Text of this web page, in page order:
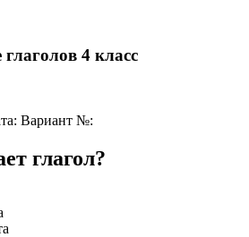
4 класс
Вариант №:
глагол?